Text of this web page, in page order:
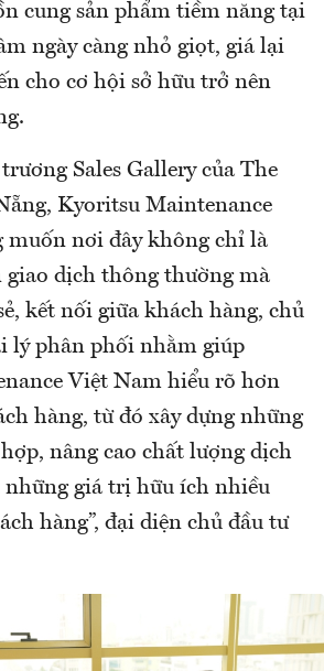
cung sản phẩm tiềm năng tại
ngày càng nhỏ giọt, giá lại
cho cơ hội sở hữu trở nên
Sales Gallery của The
Kyoritsu Maintenance
muốn nơi đây không chỉ là
dịch thông thường mà
kết nối giữa khách hàng, chủ
lý phân phối nhằm giúp
Việt Nam hiểu rõ hơn
hàng, từ đó xây dựng những
nâng cao chất lượng dịch
những giá trị hữu ích nhiều
hàng”, đại diện chủ đầu tư